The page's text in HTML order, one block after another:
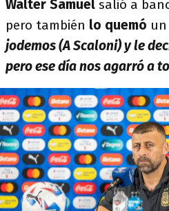
Walter Samuel salió a
pero también lo quemó
jodemos (A Scaloni) y le
pero ese día nos agarró a